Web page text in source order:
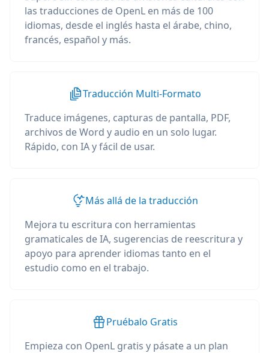
las traducciones de OpenL en más de 100
idiomas, desde el inglés hasta el árabe, chino,
francés, español y más.
Traducción Multi-Formato
Traduce imágenes, capturas de pantalla, PDF,
archivos de Word y audio en un solo lugar.
Rápido, con IA y fácil de usar.
Más allá de la traducción
Mejora tu escritura con herramientas
gramaticales de IA, sugerencias de reescritura y
apoyo para aprender idiomas tanto en el
estudio como en el trabajo.
Pruébalo Gratis
Empieza con OpenL gratis y pásate a un plan